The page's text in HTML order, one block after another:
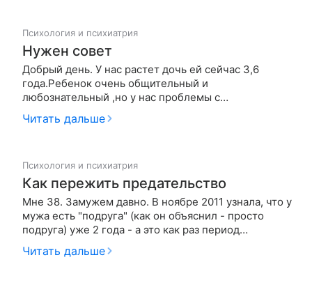
Психология и психиатрия
Нужен совет
Добрый день. У нас растет дочь ей сейчас 3,6
года.Ребенок очень общительный и
любознательный ,но у нас проблемы с
послушанием. Когда её просишь что-то
сделать,например собрать игрушки, она или
покушат…
Читать дальше
Психология и психиатрия
Как пережить предательство
Мне 38. Замужем давно. В ноябре 2011 узнала, что у
мужа есть "подруга" (как он объяснил - просто
подруга) уже 2 года - а это как раз период
беременности, родов и ухода за маленьким
ребенком ) - говорил, что любит меня, я попыталась
Читать дальше